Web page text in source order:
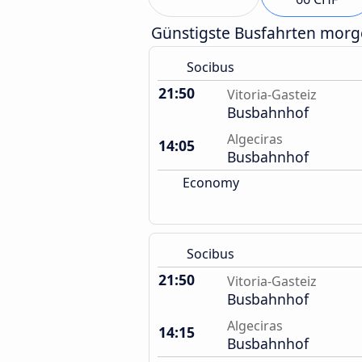
Günstigste Busfahrten
Socibus
21:50 Vitoria-Gasteiz
Busbahnhof
14:05
Algeciras
Busbahnhof
Economy
Socibus
21:50 Vitoria-Gasteiz
Busbahnhof
14:15
Algeciras
Busbahnhof